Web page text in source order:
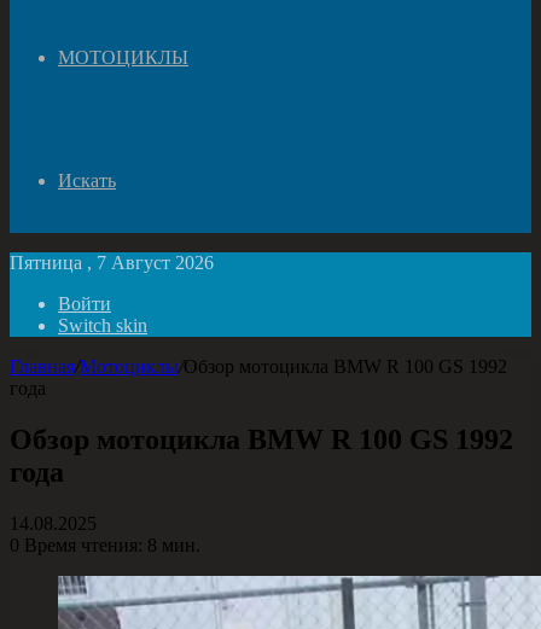
МОТОЦИКЛЫ
Искать
Пятница , 7 Август 2026
Войти
Switch skin
Главная/Мотоциклы/Обзор мотоцикла BMW R 100 GS 1992
года
Обзор мотоцикла BMW R 100 GS 1992
года
14.08.2025
0 Время чтения: 8 мин.